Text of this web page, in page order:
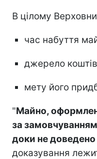
В цілому
час набуття
джерело
мету його
"Майно,
за
доки не
доказування